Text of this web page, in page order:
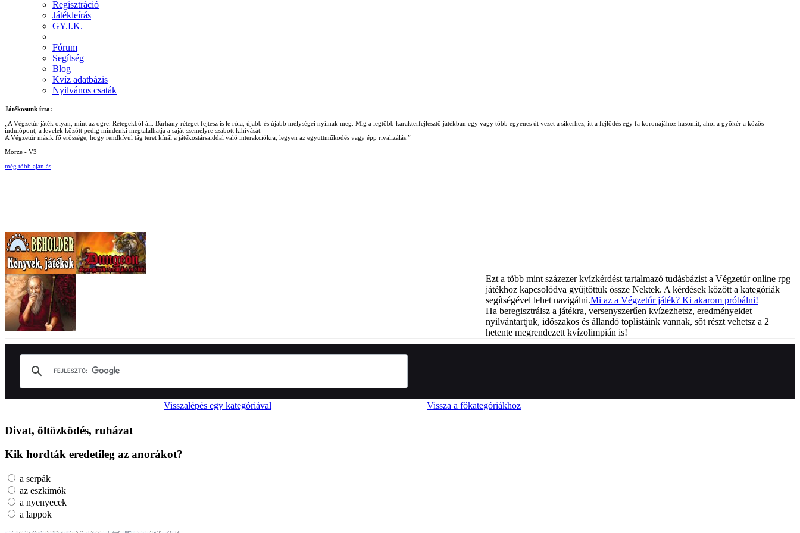
Regisztráció
Játékleírás
GY.I.K.
Fórum
Segítség
Blog
Kvíz adatbázis
Nyilvános csaták
Játékosunk írta:
„A Végzetúr játék olyan, mint az ogre. Rétegekből áll. Bárhány réteget fejtesz is le róla, újabb és újabb mélységei nyílnak meg. Míg a legtöbb karakterfejlesztő játékban egy vagy több egyenes út vezet a sikerhez, itt a fejlődés egy fa koronájához hasonlít, ahol a gyökér a közös
indulópont, a levelek között pedig mindenki megtalálhatja a saját személyre szabott kihívását.
A Végzetúr másik fő erőssége, hogy rendkívül tág teret kínál a játékostársaiddal való interakciókra, legyen az együttműködés vagy épp rivalizálás.”
Morze - V3
még több ajánlás
Ezt a több mint százezer kvízkérdést tartalmazó tudásbázist a Végzetúr online rpg
játékhoz kapcsolódva gyűjtöttük össze Nektek. A kérdések között a kategóriák
segítségével lehet navigálni.Mi az a Végzetúr játék? Ki akarom próbálni!
Ha beregisztrálsz a játékra, versenyszerűen kvízezhetsz, eredményeidet
nyilvántartjuk, időszakos és állandó toplistáink vannak, sőt részt vehetsz a 2
hetente megrendezett kvízolimpián is!
Visszalépés egy kategóriával Vissza a főkategóriákhoz
Divat, öltözködés, ruházat
Kik hordták eredetileg az anorákot?
a serpák
az eszkimók
a nyenyecek
a lappok